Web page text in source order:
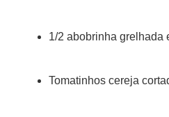
1/2 abobrinha grelhada
Tomatinhos cereja